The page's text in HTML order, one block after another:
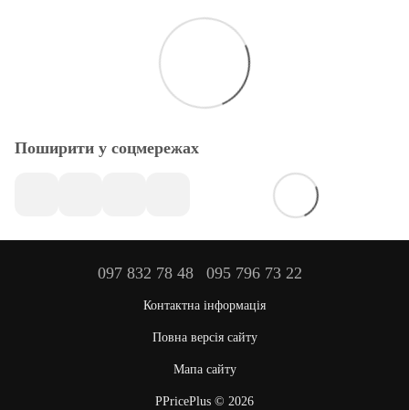
Поширити у соцмережах
097 832 78 48 095 796 73 22
Контактна інформація
Повна версія сайту
Мапа сайту
PPricePlus © 2026